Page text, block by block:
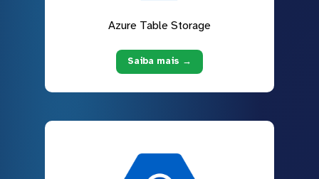
Azure Table Storage
Saiba mais →